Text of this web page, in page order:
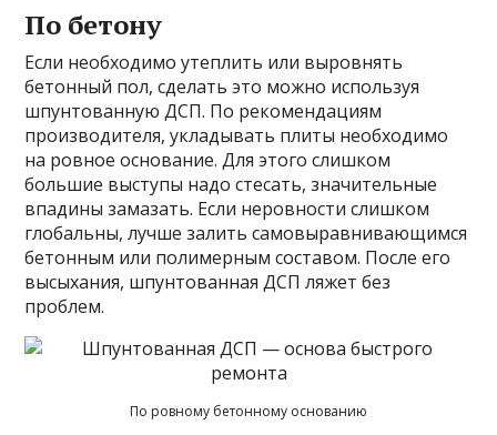
По бетону
Если необходимо утеплить или выровнять
бетонный пол, сделать это можно используя
шпунтованную ДСП. По рекомендациям
производителя, укладывать плиты необходимо
на ровное основание. Для этого слишком
большие выступы надо стесать, значительные
впадины замазать. Если неровности слишком
глобальны, лучше залить самовыравнивающимся
бетонным или полимерным составом. После его
высыхания, шпунтованная ДСП ляжет без
проблем.
По ровному бетонному основанию